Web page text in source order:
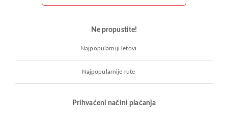
Ne propustite!
Najpopularniji letovi
Najpopularnije rute
Prihvaćeni načini plaćanja